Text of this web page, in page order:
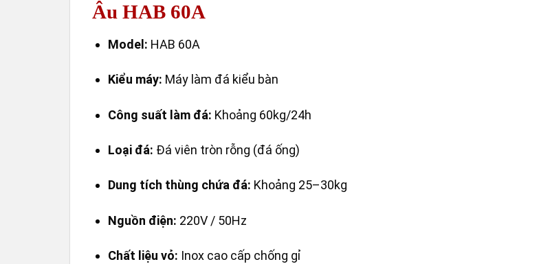
Âu HAB 60A
Model: HAB 60A
Kiểu máy: Máy làm đá kiểu bàn
Công suất làm đá: Khoảng 60kg/24h
Loại đá: Đá viên tròn rỗng (đá ống)
Dung tích thùng chứa đá: Khoảng 25–30kg
Nguồn điện: 220V / 50Hz
Chất liệu vỏ: Inox cao cấp chống gỉ